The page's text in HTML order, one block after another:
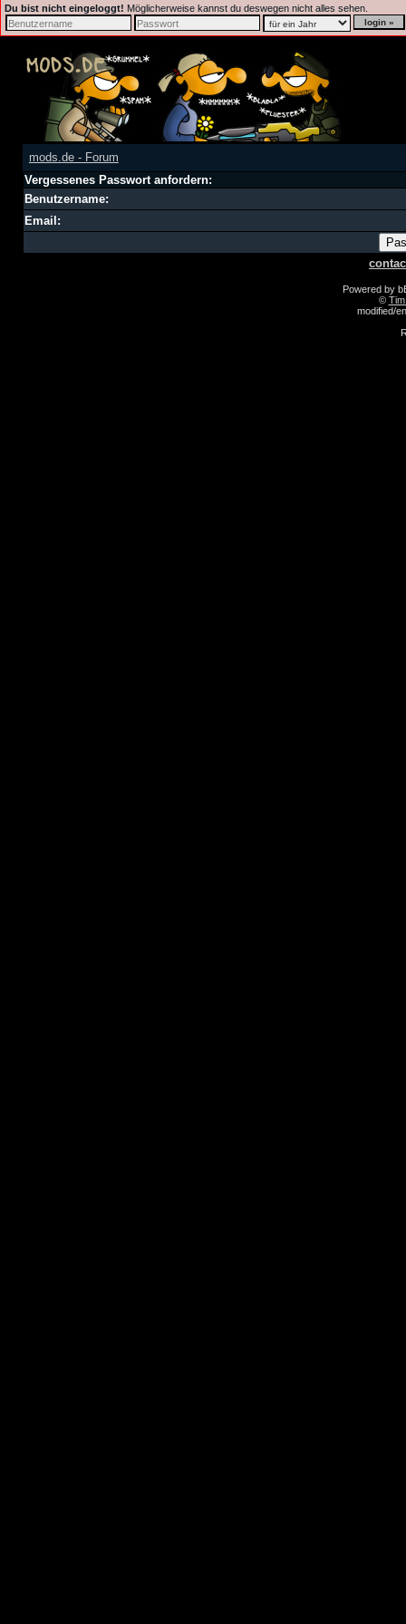
Du bist nicht eingeloggt! Möglicherweise kannst du deswegen nicht alles sehen.
mods.de - Forum
Vergessenes Passwort anfordern:
Benutzername:
Email:
Powered by
©
modified/